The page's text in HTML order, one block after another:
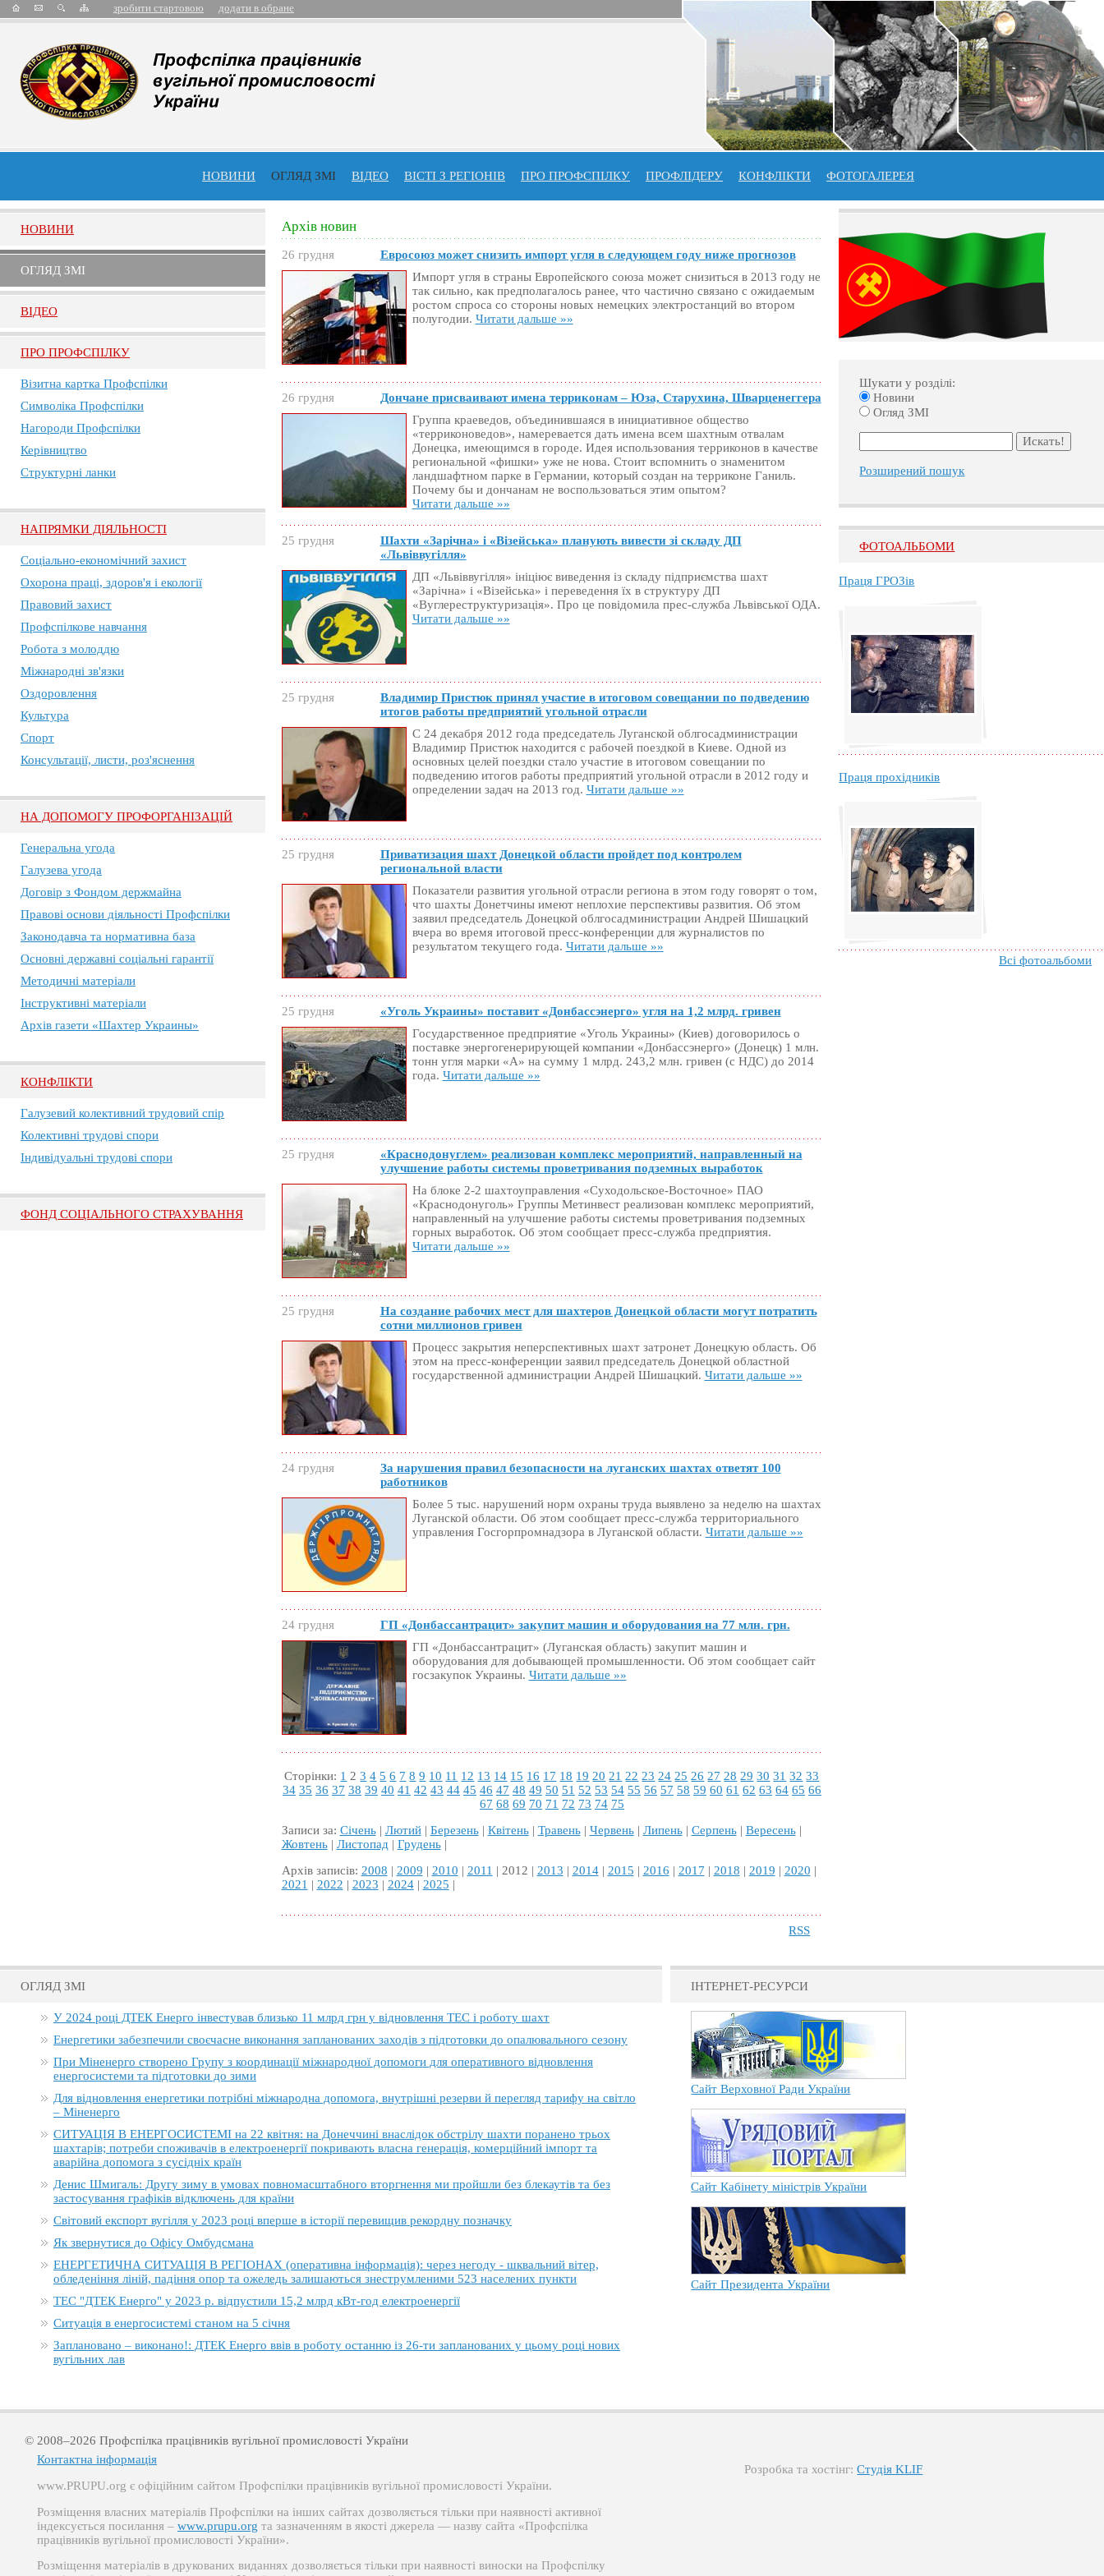
зробити стартовою додати в обране
НОВИНИ ОГЛЯД ЗМІ ВІДЕО ВІСТІ З РЕГІОНІВ ПРО ПРОФСПIЛКУ ПРОФЛIДЕРУ КОНФЛІКТИ ФОТОГАЛЕРЕЯ
НОВИНИ
ОГЛЯД ЗМI
ВIДЕО
ПРО ПРОФСПIЛКУ
Візитна картка Профспілки
Символіка Профспілки
Нагороди Профспілки
Керівництво
Структурні ланки
НАПРЯМКИ ДІЯЛЬНОСТІ
Соціально-економічний захист
Охорона праці, здоров'я і екології
Правовий захист
Профспілкове навчання
Робота з молоддю
Міжнародні зв'язки
Оздоровлення
Культура
Спорт
Консультації, листи, роз'яснення
НА ДОПОМОГУ ПРОФОРГАНІЗАЦІЙ
Генеральна угода
Галузева угода
Договір з Фондом держмайна
Правові основи діяльності Профспілки
Законодавча та нормативна база
Основні державні соціальні гарантії
Методичні матеріали
Інструктивні матеріали
Архів газети «Шахтер Украины»
КОНФЛІКТИ
Галузевий колективний трудовий спір
Колективні трудові спори
Індивідуальні трудові спори
ФОНД СОЦІАЛЬНОГО СТРАХУВАННЯ
Архів новин
26 грудня
Евросоюз может снизить импорт угля в следующем году ниже прогнозов
Импорт угля в страны Европейского союза может снизиться в 2013 году не
так сильно, как предполагалось ранее, что частично связано с ожидаемым
ростом спроса со стороны новых немецких электростанций во втором
полугодии. Читати дальше »»
26 грудня
Дончане присваивают имена терриконам – Юза, Старухина, Шварценеггера
Группа краеведов, объединившаяся в инициативное общество
«терриконоведов», намеревается дать имена всем шахтным отвалам
Донецка, имеющимся в городе. Идея использования терриконов в качестве
региональной «фишки» уже не нова. Стоит вспомнить о знаменитом
ландшафтном парке в Германии, который создан на терриконе Ганиль.
Почему бы и дончанам не воспользоваться этим опытом?
Читати дальше »»
25 грудня
Шахти «Зарічна» і «Візейська» планують вивести зі складу ДП
«Львіввугілля»
ДП «Львіввугілля» ініціює виведення із складу підприємства шахт
«Зарічна» і «Візейська» і переведення їх в структуру ДП
«Вуглереструктуризація». Про це повідомила прес-служба Львівської ОДА.
Читати дальше »»
25 грудня
Владимир Пристюк принял участие в итоговом совещании по подведению
итогов работы предприятий угольной отрасли
С 24 декабря 2012 года председатель Луганской облгосадминистрации
Владимир Пристюк находится с рабочей поездкой в Киеве. Одной из
основных целей поездки стало участие в итоговом совещании по
подведению итогов работы предприятий угольной отрасли в 2012 году и
определении задач на 2013 год. Читати дальше »»
25 грудня
Приватизация шахт Донецкой области пройдет под контролем
региональной власти
Показатели развития угольной отрасли региона в этом году говорят о том,
что шахты Донетчины имеют неплохие перспективы развития. Об этом
заявил председатель Донецкой облгосадминистрации Андрей Шишацкий
вчера во время итоговой пресс-конференции для журналистов по
результатом текущего года. Читати дальше »»
25 грудня
«Уголь Украины» поставит «Донбассэнерго» угля на 1,2 млрд. гривен
Государственное предприятие «Уголь Украины» (Киев) договорилось о
поставке энергогенерирующей компании «Донбассэнерго» (Донецк) 1 млн.
тонн угля марки «А» на сумму 1 млрд. 243,2 млн. гривен (с НДС) до 2014
года. Читати дальше »»
25 грудня
«Краснодонуглем» реализован комплекс мероприятий, направленный на
улучшение работы системы проветривания подземных выработок
На блоке 2-2 шахтоуправления «Суходольское-Восточное» ПАО
«Краснодонуголь» Группы Метинвест реализован комплекс мероприятий,
направленный на улучшение работы системы проветривания подземных
горных выработок. Об этом сообщает пресс-служба предприятия.
Читати дальше »»
25 грудня
На создание рабочих мест для шахтеров Донецкой области могут потратить
сотни миллионов гривен
Процесс закрытия неперспективных шахт затронет Донецкую область. Об
этом на пресс-конференции заявил председатель Донецкой областной
государственной администрации Андрей Шишацкий. Читати дальше »»
24 грудня
За нарушения правил безопасности на луганских шахтах ответят 100
работников
Более 5 тыс. нарушений норм охраны труда выявлено за неделю на шахтах
Луганской области. Об этом сообщает пресс-служба территориального
управления Госгорпромнадзора в Луганской области. Читати дальше »»
24 грудня
ГП «Донбассантрацит» закупит машин и оборудования на 77 млн. грн.
ГП «Донбассантрацит» (Луганская область) закупит машин и
оборудования для добывающей промышленности. Об этом сообщает сайт
госзакупок Украины. Читати дальше »»
Сторінки: 1 23 4 5 6 7 8 9 10 11 12 13 14 15 16 17 18 19 20 21 22 23 24 25 26 27 28 29 30 31 32 33
34 35 36 37 38 39 40 41 42 43 44 45 46 47 48 49 50 51 52 53 54 55 56 57 58 59 60 61 62 63 64 65 66
67 68 69 70 71 72 73 74 75
Записи за: Січень| Лютий| Березень| Квітень| Травень| Червень| Липень| Серпень| Вересень|
Жовтень| Листопад | Грудень|
Архів записів: 2008 | 2009 | 2010 | 2011 | 2012 | 2013 | 2014| 2015 | 2016 | 2017 | 2018 | 2019 | 2020 |
2021 | 2022 | 2023 | 2024| 2025 |
RSS
Шукати у розділі:
Новини
Огляд ЗМІ
Розширений пошук
ФОТОАЛЬБОМИ
Праця ГРОЗів
Праця прохідників
Всі фотоальбоми
ОГЛЯД ЗМІ
У 2024 році ДТЕК Енерго інвестував близько 11 млрд грн у відновлення ТЕС і роботу шахт
Енергетики забезпечили своєчасне виконання запланованих заходів з підготовки до опалювального сезону
При Міненерго створено Групу з координації міжнародної допомоги для оперативного відновлення
енергосистеми та підготовки до зими
Для відновлення енергетики потрібні міжнародна допомога, внутрішні резерви й перегляд тарифу на світло
– Міненерго
СИТУАЦІЯ В ЕНЕРГОСИСТЕМІ на 22 квітня: на Донеччині внаслідок обстрілу шахти поранено трьох
шахтарів; потреби споживачів в електроенергії покривають власна генерація, комерційний імпорт та
аварійна допомога з сусідніх країн
Денис Шмигаль: Другу зиму в умовах повномасштабного вторгнення ми пройшли без блекаутів та без
застосування графіків відключень для країни
Світовий експорт вугілля у 2023 році вперше в історії перевищив рекордну позначку
Як звернутися до Офісу Омбудсмана
ЕНЕРГЕТИЧНА СИТУАЦІЯ В РЕГІОНАХ (оперативна інформація): через негоду - шквальний вітер,
обледеніння ліній, падіння опор та ожеледь залишаються знеструмленими 523 населених пункти
ТЕС "ДТЕК Енерго" у 2023 р. відпустили 15,2 млрд кВт-год електроенергії
Ситуація в енергосистемі станом на 5 січня
Заплановано – виконано!: ДТЕК Енерго ввів в роботу останню із 26-ти запланованих у цьому році нових
вугільних лав
ІНТЕРНЕТ-РЕСУРСИ
Сайт Верховної Ради України
Сайт Кабінету міністрів України
Сайт Президента України
© 2008–2026 Профспілка працівників вугільної промисловості України
Контактна інформація
www.PRUPU.org є офіційним сайтом Профспілки працівників вугільної промисловості України.
Розміщення власних матеріалів Профспілки на інших сайтах дозволяється тільки при наявності активної
індексується посилання – www.prupu.org та зазначенням в якості джерела — назву сайта «Профспілка
працівників вугільної промисловості України».
Розміщення матеріалів в друкованих виданнях дозволяється тільки при наявності виноски на Профспілку
Розробка та хостінг:Студія KLIF